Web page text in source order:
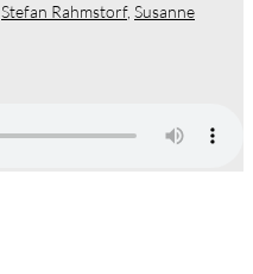
Stefan Rahmstorf, Susanne